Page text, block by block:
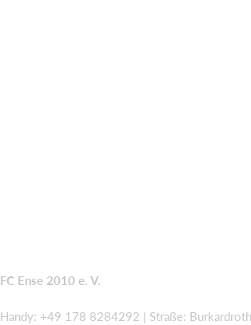
FC Ense 2010 e. V.
Handy: +49 178 8284292 | Straße: